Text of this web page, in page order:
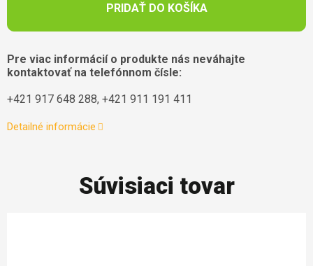
PRIDAŤ DO KOŠÍKA
Pre viac informácií o produkte nás neváhajte
kontaktovať na telefónnom čísle:
+421 917 648 288, +421 911 191 411
Detailné informácie
Súvisiaci tovar